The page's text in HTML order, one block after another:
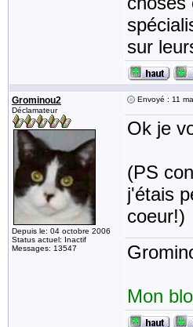
sur
Grominou2
Déclamateur
Depuis le: 04 octobre 2006
Status actuel: Inactif
Messages: 13547
Envoyé : 11
Ok je
(PS
j'étais
coeur!)
Mon